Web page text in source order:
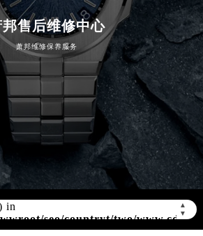
邦售后维修中心
萧邦维修保养服务
▲
▼
: Invalid argument supplied for
in
Chopard/header.php